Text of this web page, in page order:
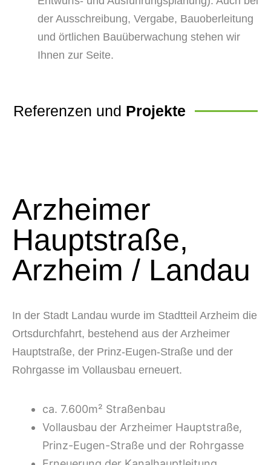
der Ausschreibung, Vergabe, Bauoberleitung
und örtlichen Bauüberwachung stehen wir
Ihnen zur Seite.
Referenzen und Projekte
Arzheimer
Hauptstraße,
Arzheim / Landau
In der Stadt Landau wurde im Stadtteil Arzheim die
Ortsdurchfahrt, bestehend aus der Arzheimer
Hauptstraße, der Prinz-Eugen-Straße und der
Rohrgasse im Vollausbau erneuert.
ca. 7.600m² Straßenbau
Vollausbau der Arzheimer Hauptstraße,
Prinz-Eugen-Straße und der Rohrgasse